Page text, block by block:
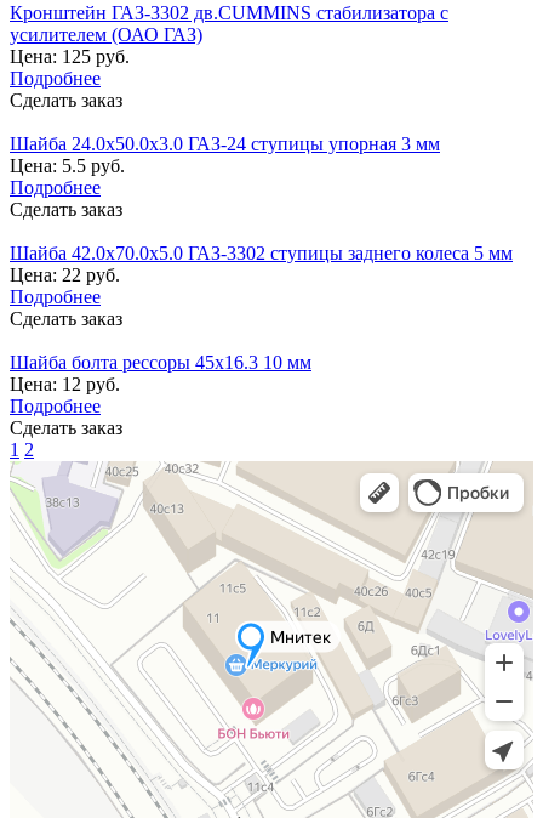
Кронштейн ГАЗ-3302 дв.CUMMINS стабилизатора с
усилителем (ОАО ГАЗ)
Цена: 125 руб.
Подробнее
Сделать заказ
Шайба 24.0х50.0х3.0 ГАЗ-24 ступицы упорная 3 мм
Цена: 5.5 руб.
Подробнее
Сделать заказ
Шайба 42.0х70.0х5.0 ГАЗ-3302 ступицы заднего колеса 5 мм
Цена: 22 руб.
Подробнее
Сделать заказ
Шайба болта рессоры 45х16.3 10 мм
Цена: 12 руб.
Подробнее
Сделать заказ
1 2